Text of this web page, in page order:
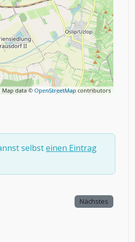
Map data ©OpenStreetMapcontributors
selbsteinen Eintrag
Nächstes